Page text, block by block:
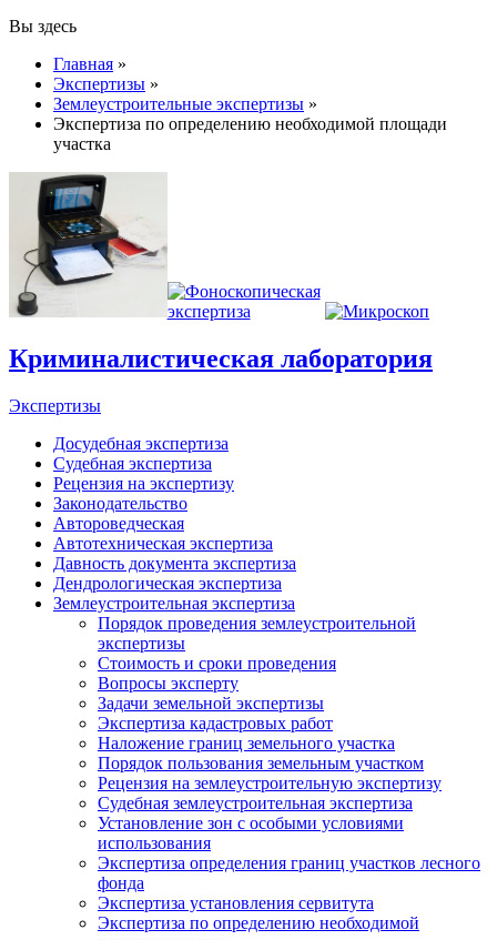
Вы здесь
Главная »
Экспертизы »
Землеустроительные экспертизы »
Экспертиза по определению необходимой площади
участка
Криминалистическая лаборатория
Экспертизы
Досудебная экспертиза
Судебная экспертиза
Рецензия на экспертизу
Законодательство
Автороведческая
Автотехническая экспертиза
Давность документа экспертиза
Дендрологическая экспертиза
Землеустроительная экспертиза
Порядок проведения землеустроительной
экспертизы
Стоимость и сроки проведения
Вопросы эксперту
Задачи земельной экспертизы
Экспертиза кадастровых работ
Наложение границ земельного участка
Порядок пользования земельным участком
Рецензия на землеустроительную экспертизу
Судебная землеустроительная экспертиза
Установление зон с особыми условиями
использования
Экспертиза определения границ участков лесного
фонда
Экспертиза установления сервитута
Экспертиза по определению необходимой